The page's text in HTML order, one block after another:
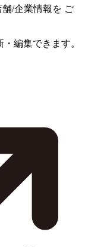
舗/企業情報を ご
編集できます。